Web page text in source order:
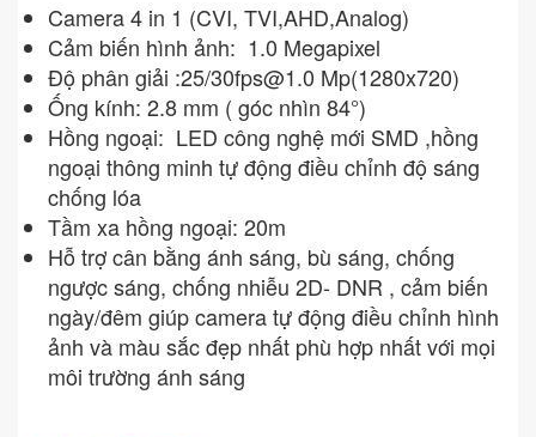
Camera 4 in 1 (CVI, TVI,AHD,Analog)
Cảm biến hình ảnh: 1.0 Megapixel
Độ phân giải :25/30fps@1.0 Mp(1280x720)
Ống kính: 2.8 mm ( góc nhìn 84°)
Hồng ngoại: LED công nghệ mới SMD ,hồng
ngoại thông minh tự động điều chỉnh độ sáng
chống lóa
Tầm xa hồng ngoại: 20m
Hỗ trợ cân bằng ánh sáng, bù sáng, chống
ngược sáng, chống nhiễu 2D- DNR , cảm biến
ngày/đêm giúp camera tự động điều chỉnh hình
ảnh và màu sắc đẹp nhất phù hợp nhất với mọi
môi trường ánh sáng